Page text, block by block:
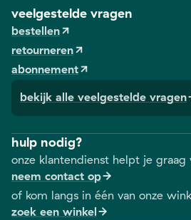
veelgestelde vragen
bestellen
retourneren
abonnement
bekijk alle veelgestelde vragen
hulp nodig?
onze klantendienst helpt je graag
neem contact op
of kom langs in één van onze
zoek een winkel